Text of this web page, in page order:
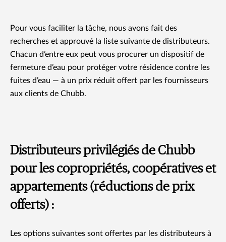
Pour vous faciliter la tâche, nous avons fait des
recherches et approuvé la liste suivante de distributeurs.
Chacun d’entre eux peut vous procurer un dispositif de
fermeture d’eau pour protéger votre résidence contre les
fuites d’eau — à un prix réduit offert par les fournisseurs
aux clients de Chubb.
Distributeurs privilégiés de Chubb
pour les copropriétés, coopératives et
appartements (réductions de prix
offerts) :
Les options suivantes sont offertes par les distributeurs à